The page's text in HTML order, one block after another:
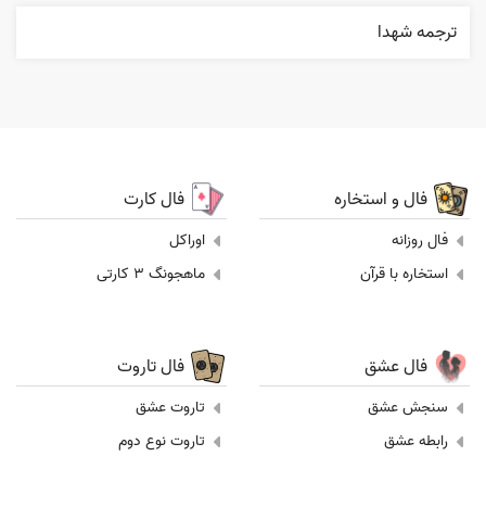
ترجمه شهدا
فال و استخاره
فال روزانه
استخاره با قرآن
فال کارت
اوراکل
ماهجونگ 3 کارتی
فال عشق
سنجش عشق
رابطه عشق
فال تاروت
تاروت عشق
تاروت نوع دوم